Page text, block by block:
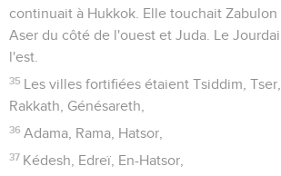
continuait à Hukkok. Elle touchait Zabulon
Aser du côté de l'ouest et Juda. Le
l'est.
35 Les villes fortifiées étaient Tsiddim, Tser,
Rakkath, Génésareth,
36 Adama, Rama, Hatsor,
37 Kédesh, Edreï, En-Hatsor,